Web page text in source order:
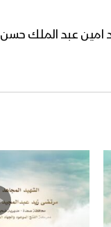
امين عبد الملك